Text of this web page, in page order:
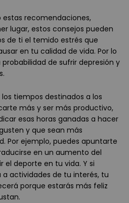
recomendaciones,
lugar, estos consejos pueden
de ti el temido estrés que
en tu calidad de vida. Por lo
de sufrir depresión y
tiempos destinados a los
más y ser más productivo,
esas horas ganadas a hacer
y que sean más
Por ejemplo, puedes apuntarte
en un aumento del
el deporte en tu vida. Y si
actividades de tu interés, tu
porque estarás más feliz